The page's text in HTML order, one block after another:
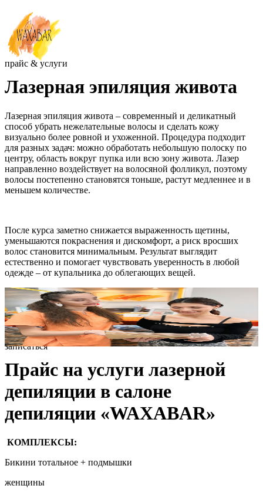
прайс & услуги
Лазерная эпиляция живота
Лазерная эпиляция живота – современный и деликатный
способ убрать нежелательные волосы и сделать кожу
визуально более ровной и ухоженной. Процедура подходит
для разных задач: можно обработать небольшую полоску по
центру, область вокруг пупка или всю зону живота. Лазер
направленно воздействует на волосяной фолликул, поэтому
волосы постепенно становятся тоньше, растут медленнее и в
меньшем количестве.
После курса заметно снижается выраженность щетины,
уменьшаются покраснения и дискомфорт, а риск вросших
волос становится минимальным. Результат выглядит
естественно и помогает чувствовать уверенность в любой
одежде – от купальника до облегающих вещей.
записаться
Прайс на услуги лазерной
депиляции в салоне
депиляции «WAXABAR»
КОМПЛЕКСЫ:
Бикини тотальное + подмышки
женщины